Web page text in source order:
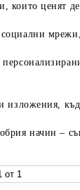
които ценят
социални
изложения,
начин –